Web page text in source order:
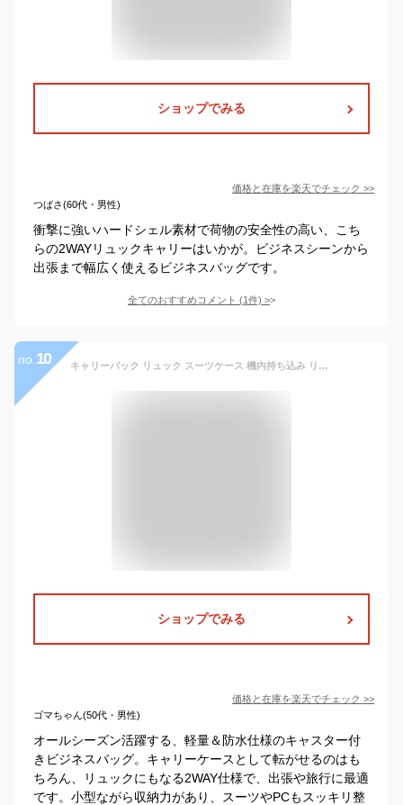
ショップでみる
価格と在庫を楽天でチェック >>
つばさ(60代・男性)
衝撃に強いハードシェル素材で荷物の安全性の高い、こち
らの2WAYリュックキャリーはいかが。ビジネスシーンから
出張まで幅広く使えるビジネスバッグです。
全てのおすすめコメント (1件) >
no. 10 キャリーバック リュック スーツケース 機内持ち込み リュック 2WAY 3WAY キャリー リュック ショッピングキャリー キャスター付き リュックバッグ メンズ レディース 軽量 ソフトキャリーバッグ スーツケース 修学旅行 ビジネス 出張 旅行かばん
ショップでみる
価格と在庫を楽天でチェック >>
ゴマちゃん(50代・男性)
オールシーズン活躍する、軽量＆防水仕様のキャスター付
きビジネスバッグ。キャリーケースとして転がせるのはも
ちろん、リュックにもなる2WAY仕様で、出張や旅行に最適
です。小型ながら収納力があり、スーツやPCもスッキリ整